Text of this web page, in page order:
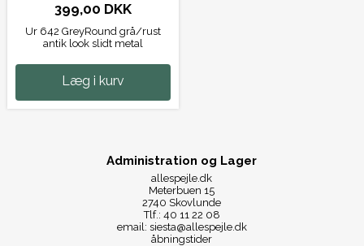
399,00 DKK
Ur 642 GreyRound grå/rust
antik look slidt metal
Læg i kurv
Administration og Lager
allespejle.dk
Meterbuen 15
2740 Skovlunde
Tlf.: 40 11 22 08
email: siesta@allespejle.dk
åbningstider